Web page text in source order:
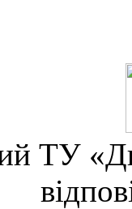
ТУ